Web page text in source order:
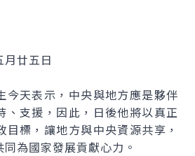
廿五日
天表示，中央與地方應是夥伴
、支援，因此，日後他將以真正
目標，讓地方與中央資源共享，
為國家發展貢獻心力。